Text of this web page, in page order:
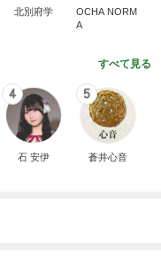
北別府学
OCHA NORM
A
すべて見る
4
石 安伊
5
蒼井心音